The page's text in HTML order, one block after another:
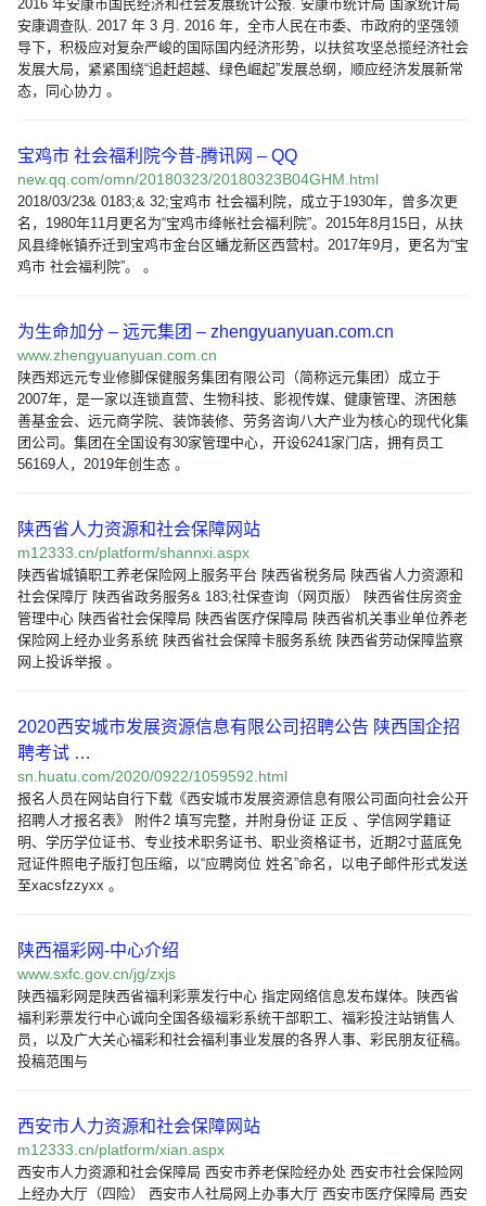
2016 年安康市国民经济和社会发展统计公报. 安康市统计局 国家统计局
安康调查队. 2017 年 3 月. 2016 年，全市人民在市委、市政府的坚强领
导下，积极应对复杂严峻的国际国内经济形势，以扶贫攻坚总揽经济社会
发展大局，紧紧围绕“追赶超越、绿色崛起”发展总纲，顺应经济发展新常
态，同心协力 。
宝鸡市 社会福利院今昔-腾讯网 – QQ
new.qq.com/omn/20180323/20180323B04GHM.html
2018/03/23& 0183;& 32;宝鸡市 社会福利院，成立于1930年，曾多次更
名，1980年11月更名为“宝鸡市绛帐社会福利院”。2015年8月15日，从扶
风县绛帐镇乔迁到宝鸡市金台区蟠龙新区西营村。2017年9月，更名为“宝
鸡市 社会福利院”。 。
为生命加分 – 远元集团 – zhengyuanyuan.com.cn
www.zhengyuanyuan.com.cn
陕西郑远元专业修脚保健服务集团有限公司（简称远元集团）成立于
2007年，是一家以连锁直营、生物科技、影视传媒、健康管理、济困慈
善基金会、远元商学院、装饰装修、劳务咨询八大产业为核心的现代化集
团公司。集团在全国设有30家管理中心，开设6241家门店，拥有员工
56169人，2019年创生态 。
陕西省人力资源和社会保障网站
m12333.cn/platform/shannxi.aspx
陕西省城镇职工养老保险网上服务平台 陕西省税务局 陕西省人力资源和
社会保障厅 陕西省政务服务& 183;社保查询（网页版） 陕西省住房资金
管理中心 陕西省社会保障局 陕西省医疗保障局 陕西省机关事业单位养老
保险网上经办业务系统 陕西省社会保障卡服务系统 陕西省劳动保障监察
网上投诉举报 。
2020西安城市发展资源信息有限公司招聘公告 陕西国企招
聘考试 …
sn.huatu.com/2020/0922/1059592.html
报名人员在网站自行下载《西安城市发展资源信息有限公司面向社会公开
招聘人才报名表》 附件2 填写完整，并附身份证 正反 、学信网学籍证
明、学历学位证书、专业技术职务证书、职业资格证书，近期2寸蓝底免
冠证件照电子版打包压缩，以“应聘岗位 姓名”命名，以电子邮件形式发送
至xacsfzzyxx 。
陕西福彩网-中心介绍
www.sxfc.gov.cn/jg/zxjs
陕西福彩网是陕西省福利彩票发行中心 指定网络信息发布媒体。陕西省
福利彩票发行中心诚向全国各级福彩系统干部职工、福彩投注站销售人
员，以及广大关心福彩和社会福利事业发展的各界人事、彩民朋友征稿。
投稿范围与
西安市人力资源和社会保障网站
m12333.cn/platform/xian.aspx
西安市人力资源和社会保障局 西安市养老保险经办处 西安市社会保险网
上经办大厅（四险） 西安市人社局网上办事大厅 西安市医疗保障局 西安